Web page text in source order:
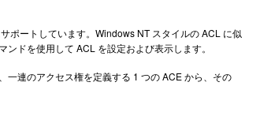
ポートしています。Windows NT スタイルの ACL に似
ンドを使用して ACL を設定および表示します。
一連のアクセス権を定義する 1 つの ACE から、その